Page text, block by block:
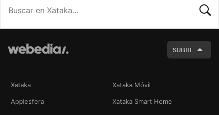
SUBIR
Xataka Xataka Móvil
Applesfera Xataka Smart Home